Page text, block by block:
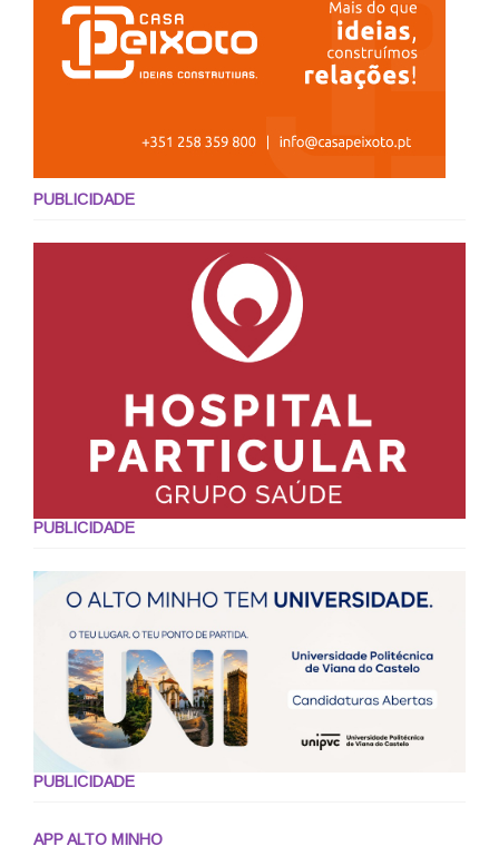
PUBLICIDADE
PUBLICIDADE
PUBLICIDADE
APP ALTO MINHO